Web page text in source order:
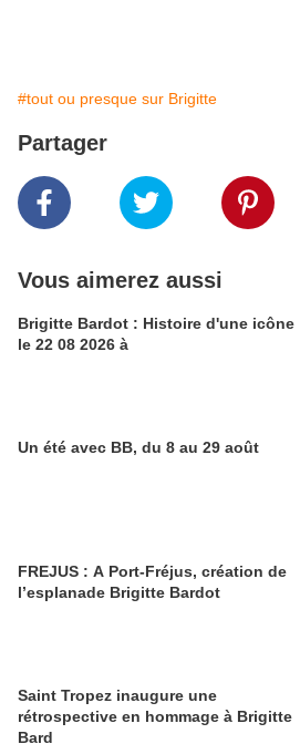
#tout ou presque sur Brigitte
Partager
Vous aimerez aussi
Brigitte Bardot : Histoire d'une icône
le 22 08 2026 à
Un été avec BB, du 8 au 29 août
FREJUS : A Port-Fréjus, création de
l’esplanade Brigitte Bardot
Saint Tropez inaugure une
rétrospective en hommage à Brigitte
Bard